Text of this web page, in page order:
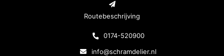
Routebeschrijving
0174-520900
info@schramdelier.nl